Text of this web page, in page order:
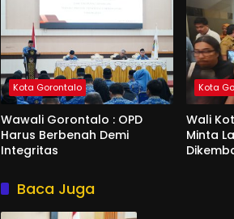
Kota Gorontalo
Wawali Gorontalo : OPD
Harus Berbenah Demi
Integritas
Kota
Wali
Minta
Baca Juga